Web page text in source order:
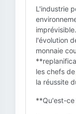
L'industrie
l'évolution
monnaie
les chefs
la réussite
**Qu'est-ce